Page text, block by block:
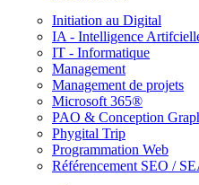
Initiation au Digital
IA - Intelligence
IT - Informatique
Management
Management de projets
Microsoft 365®
PAO & Conception
Phygital Trip
Programmation Web
Référencement SEO /